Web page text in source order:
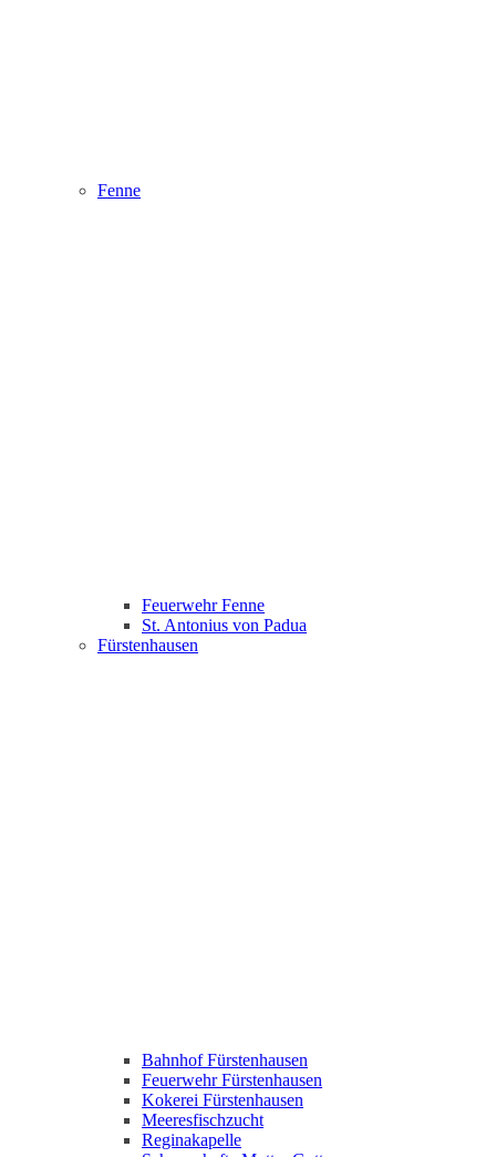
Fenne
Feuerwehr Fenne
St. Antonius von Padua
Fürstenhausen
Bahnhof Fürstenhausen
Feuerwehr Fürstenhausen
Kokerei Fürstenhausen
Meeresfischzucht
Reginakapelle